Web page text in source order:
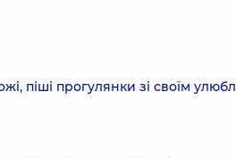
піші прогулянки зі своїм